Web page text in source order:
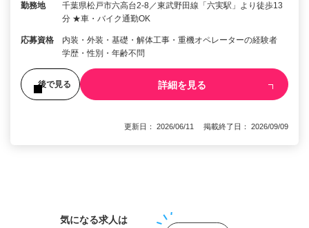
勤務地
千葉県松戸市六高台2-8／東武野田線「六実駅」より徒歩13
分 ★車・バイク通勤OK
応募資格
内装・外装・基礎・解体工事・重機オペレーターの経験者
学歴・性別・年齢不問
後で見る 詳細を見る
更新日： 2026/06/11 掲載終了日： 2026/09/09
気になる求人は